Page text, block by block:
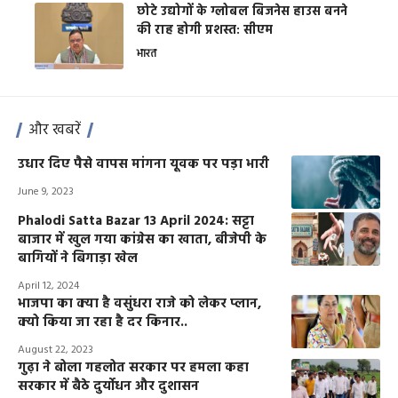
छोटे उद्योगों के ग्लोबल बिजनेस हाउस बनने
की राह होगी प्रशस्त: सीएम
भारत
और खबरें
उधार दिए पैसे वापस मांगना यूवक पर पड़ा भारी
June 9, 2023
Phalodi Satta Bazar 13 April 2024: सट्टा
बाजार में खुल गया कांग्रेस का खाता, बीजेपी के
बागियों ने बिगाड़ा खेल
April 12, 2024
भाजपा का क्या है वसुंधरा राजे को लेकर प्लान,
क्यो किया जा रहा है दर किनार..
August 22, 2023
गुढ़ा ने बोला गहलोत सरकार पर हमला कहा
सरकार में बैठे दुर्योधन और दुशासन